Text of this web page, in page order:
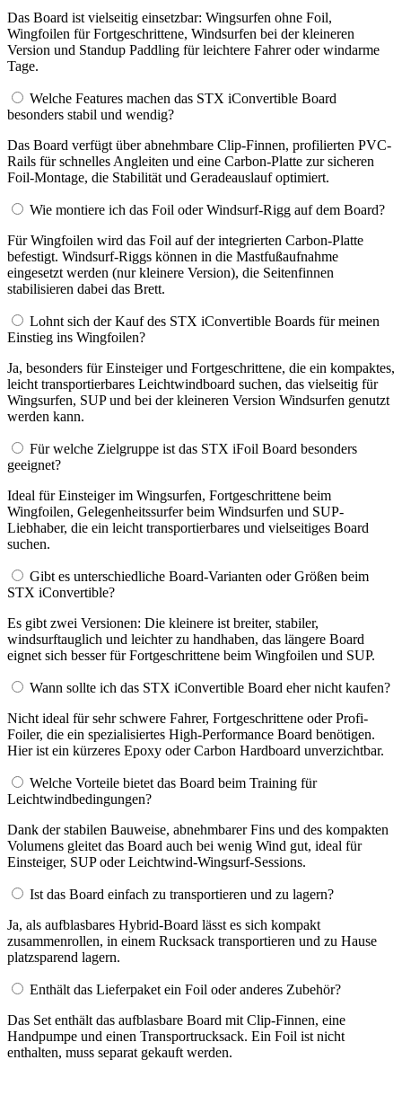
Das Board ist vielseitig einsetzbar: Wingsurfen ohne Foil,
Wingfoilen für Fortgeschrittene, Windsurfen bei der kleineren
Version und Standup Paddling für leichtere Fahrer oder windarme
Tage.
Welche Features machen das STX iConvertible Board
besonders stabil und wendig?
Das Board verfügt über abnehmbare Clip-Finnen, profilierten PVC-
Rails für schnelles Angleiten und eine Carbon-Platte zur sicheren
Foil-Montage, die Stabilität und Geradeauslauf optimiert.
Wie montiere ich das Foil oder Windsurf-Rigg auf dem Board?
Für Wingfoilen wird das Foil auf der integrierten Carbon-Platte
befestigt. Windsurf-Riggs können in die Mastfußaufnahme
eingesetzt werden (nur kleinere Version), die Seitenfinnen
stabilisieren dabei das Brett.
Lohnt sich der Kauf des STX iConvertible Boards für meinen
Einstieg ins Wingfoilen?
Ja, besonders für Einsteiger und Fortgeschrittene, die ein kompaktes,
leicht transportierbares Leichtwindboard suchen, das vielseitig für
Wingsurfen, SUP und bei der kleineren Version Windsurfen genutzt
werden kann.
Für welche Zielgruppe ist das STX iFoil Board besonders
geeignet?
Ideal für Einsteiger im Wingsurfen, Fortgeschrittene beim
Wingfoilen, Gelegenheitssurfer beim Windsurfen und SUP-
Liebhaber, die ein leicht transportierbares und vielseitiges Board
suchen.
Gibt es unterschiedliche Board-Varianten oder Größen beim
STX iConvertible?
Es gibt zwei Versionen: Die kleinere ist breiter, stabiler,
windsurftauglich und leichter zu handhaben, das längere Board
eignet sich besser für Fortgeschrittene beim Wingfoilen und SUP.
Wann sollte ich das STX iConvertible Board eher nicht kaufen?
Nicht ideal für sehr schwere Fahrer, Fortgeschrittene oder Profi-
Foiler, die ein spezialisiertes High-Performance Board benötigen.
Hier ist ein kürzeres Epoxy oder Carbon Hardboard unverzichtbar.
Welche Vorteile bietet das Board beim Training für
Leichtwindbedingungen?
Dank der stabilen Bauweise, abnehmbarer Fins und des kompakten
Volumens gleitet das Board auch bei wenig Wind gut, ideal für
Einsteiger, SUP oder Leichtwind-Wingsurf-Sessions.
Ist das Board einfach zu transportieren und zu lagern?
Ja, als aufblasbares Hybrid-Board lässt es sich kompakt
zusammenrollen, in einem Rucksack transportieren und zu Hause
platzsparend lagern.
Enthält das Lieferpaket ein Foil oder anderes Zubehör?
Das Set enthält das aufblasbare Board mit Clip-Finnen, eine
Handpumpe und einen Transportrucksack. Ein Foil ist nicht
enthalten, muss separat gekauft werden.